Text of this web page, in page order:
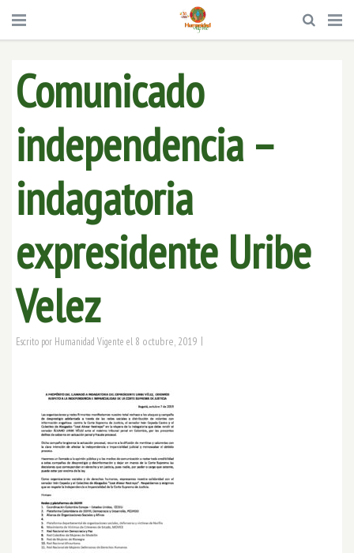
Comunicado
independencia –
indagatoria
expresidente Uribe
Velez
Escrito por Humanidad Vigente el 8 octubre, 2019 |